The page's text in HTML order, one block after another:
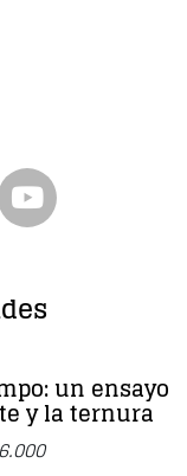
un ensayo
y la ternura